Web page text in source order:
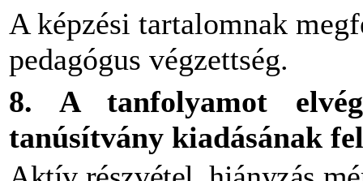
A képzési tartalomnak
pedagógus végzettség.
8. A tanfolyamot
tanúsítvány kiadásának